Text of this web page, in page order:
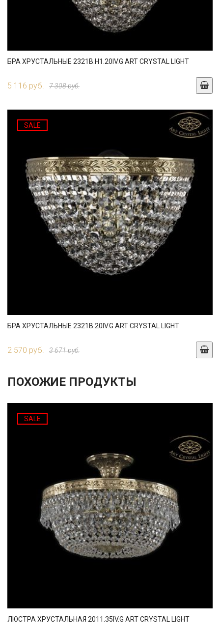
БРА ХРУСТАЛЬНЫЕ 2321B.H1.20IV.G ART CRYSTAL LIGHT
5 116 руб. 7 308 руб.
SALE
БРА ХРУСТАЛЬНЫЕ 2321B.20IV.G ART CRYSTAL LIGHT
2 570 руб. 3 671 руб.
ПОХОЖИЕ ПРОДУКТЫ
SALE
ЛЮСТРА ХРУСТАЛЬНАЯ 2011.35IV.G ART CRYSTAL LIGHT